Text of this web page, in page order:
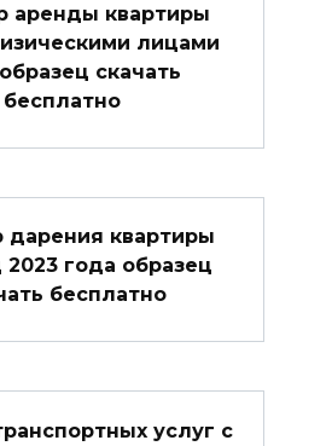
аренды квартиры
лицами
скачать
бесплатно
дарения квартиры
2023 года образец
бесплатно
услуг с